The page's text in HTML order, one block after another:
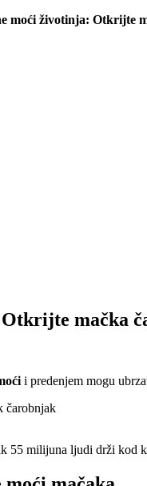
moći životinja: Otkrijte
mačka
i predenjem mogu
55 milijuna ljudi drži kod